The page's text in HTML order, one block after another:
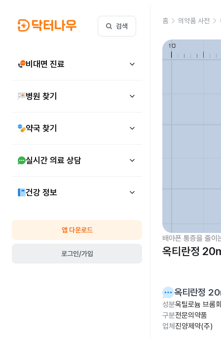
검색
비대면 진료
병원 찾기
약국 찾기
실시간 의료 상담
건강 정보
앱 다운로드
로그인/가입
홈 의약품 사전
배아픈 통증을 줄이
옥티란정
옥티란정
성분옥틸로늄 브롬
구분전문의약품
업체 진양제약(주)